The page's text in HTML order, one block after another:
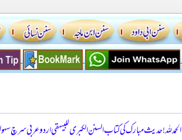
الحمدللہ! حدیث مبارک کی کتاب السنن الكبرى للبيهقي اردو عربی